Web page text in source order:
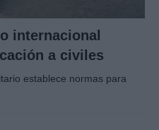
internacional
a civiles
establece normas para